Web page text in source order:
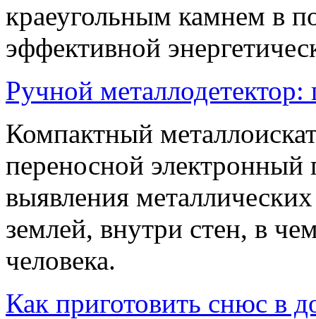
краеугольным камнем в
эффективной
Ручной
Компактный
переносной
выявления
землей, внутри стен, в
человека.
Как приготовить снюс в